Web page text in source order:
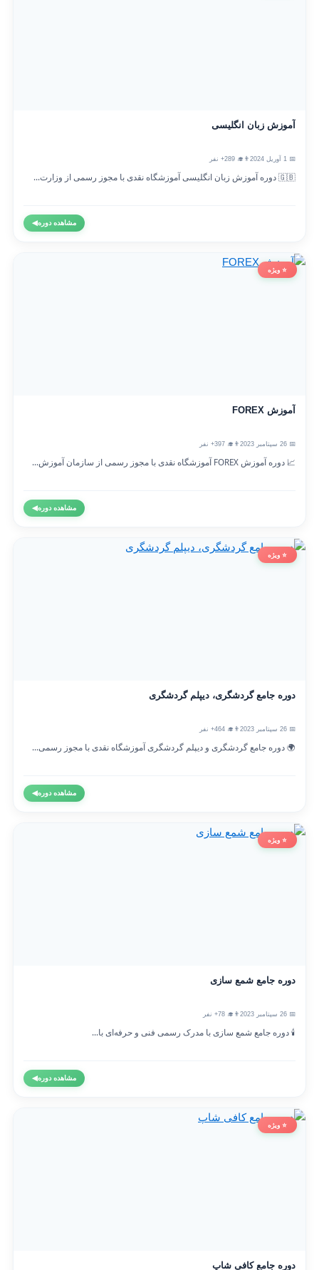
آموزش زبان انگلیسی
👨‍🎓 289+ نفر
🇬🇧 دوره آموزش زبان انگلیسی آموزشگاه نقدی با مجوز رسمی از وزارت...
مشاهده دوره◀
⭐ ویژه
آموزش FOREX
👨‍🎓 397+ نفر
📈 دوره آموزش FOREX آموزشگاه نقدی با مجوز رسمی از سازمان آموزش...
مشاهده دوره◀
⭐ ویژه
دوره جامع گردشگری، دیپلم گردشگری
👨‍🎓 464+ نفر
🌍 دوره جامع گردشگری و دیپلم گردشگری آموزشگاه نقدی با مجوز رسمی...
مشاهده دوره◀
⭐ ویژه
دوره جامع شمع سازی
👨‍🎓 78+ نفر
🕯️ دوره جامع شمع سازی با مدرک رسمی فنی و حرفه‌ای با...
مشاهده دوره◀
⭐ ویژه
دوره جامع کافی شاپ